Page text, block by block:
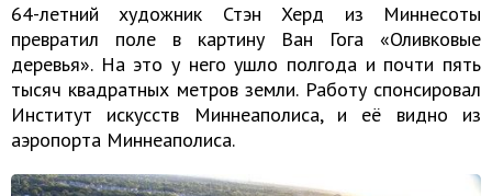
64-летний художник Стэн Херд из Миннесоты
превратил поле в картину Ван Гога «Оливковые
деревья». На это у него ушло полгода и почти пять
тысяч квадратных метров земли. Работу спонсировал
Институт искусств Миннеаполиса, и её видно из
аэропорта Миннеаполиса.